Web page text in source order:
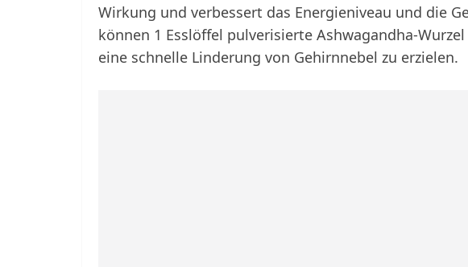
Wirkung und verbessert das Energieniveau und die
können 1 Esslöffel pulverisierte Ashwagandha-
eine schnelle Linderung von Gehirnnebel zu erzielen.